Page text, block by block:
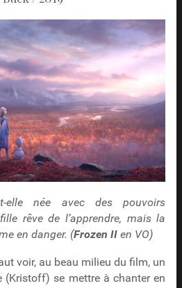
elle née avec des pouvoirs
rêve de l’apprendre, mais la
en danger. (Frozen IIen VO)
voir, au beau milieu du film, un
(Kristoff) se mettre à chanter en